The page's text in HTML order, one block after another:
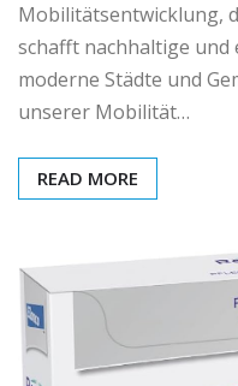
Mobilitätsentwicklung,
schafft nachhaltige
moderne Städte und
unserer Mobilität…
READ MORE